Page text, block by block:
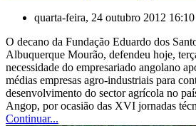
quarta-feira, 24 outubro 2012 16:10
O decano da Fundação Eduardo dos
Albuquerque Mourão, defendeu hoje,
necessidade do empresariado angolano
médias empresas agro-industriais para
desenvolvimento do sector agrícola no
Angop, por ocasião das XVI jornadas
Continuar...